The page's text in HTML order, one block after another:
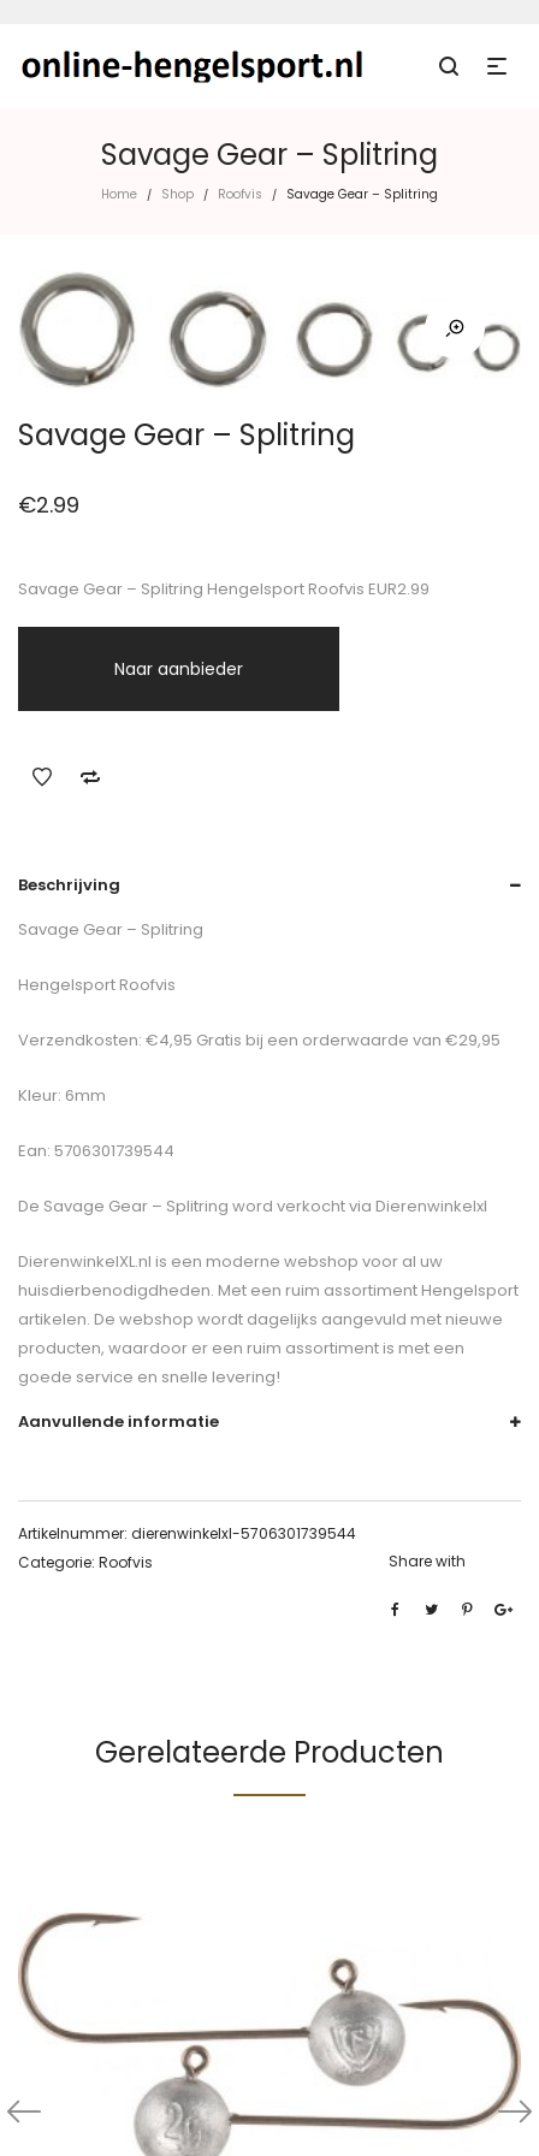
Savage Gear – Splitring
Home / Shop / Roofvis / Savage Gear – Splitring
Savage Gear – Splitring
€2.99
Savage Gear – Splitring Hengelsport Roofvis EUR2.99
Naar aanbieder
Beschrijving
Savage Gear – Splitring
Hengelsport Roofvis
Verzendkosten: €4,95 Gratis bij een orderwaarde van €29,95
Kleur: 6mm
Ean: 5706301739544
De Savage Gear – Splitring word verkocht via Dierenwinkelxl
DierenwinkelXL.nl is een moderne webshop voor al uw
huisdierbenodigdheden. Met een ruim assortiment Hengelsport
artikelen. De webshop wordt dagelijks aangevuld met nieuwe
producten, waardoor er een ruim assortiment is met een
goede service en snelle levering!
Aanvullende informatie
Artikelnummer: dierenwinkelxl-5706301739544
Categorie: Roofvis Share with
Gerelateerde Producten